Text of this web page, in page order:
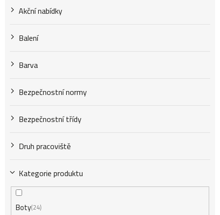
k
ů
Akční nabídky
Balení
Barva
Bezpečnostní normy
Bezpečnostní třídy
Druh pracoviště
Kategorie produktu
Boty 24